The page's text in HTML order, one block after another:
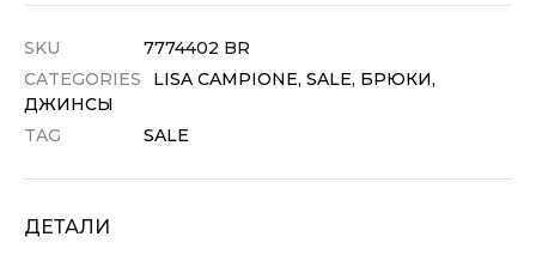
SKU
7774402 BR
CATEGORIES
LISA CAMPIONE, SALE, БРЮКИ,
ДЖИНСЫ
TAG
SALE
ДЕТАЛИ